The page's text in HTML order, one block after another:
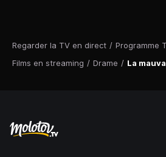
Regarder la TV en direct / Programme
Films en streaming / Drame / La